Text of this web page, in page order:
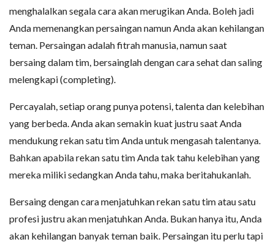
menghalalkan segala cara akan merugikan Anda. Boleh jadi
Anda memenangkan persaingan namun Anda akan kehilangan
teman. Persaingan adalah fitrah manusia, namun saat
bersaing dalam tim, bersainglah dengan cara sehat dan saling
melengkapi (completing).
Percayalah, setiap orang punya potensi, talenta dan kelebihan
yang berbeda. Anda akan semakin kuat justru saat Anda
mendukung rekan satu tim Anda untuk mengasah talentanya.
Bahkan apabila rekan satu tim Anda tak tahu kelebihan yang
mereka miliki sedangkan Anda tahu, maka beritahukanlah.
Bersaing dengan cara menjatuhkan rekan satu tim atau satu
profesi justru akan menjatuhkan Anda. Bukan hanya itu, Anda
akan kehilangan banyak teman baik. Persaingan itu perlu tapi